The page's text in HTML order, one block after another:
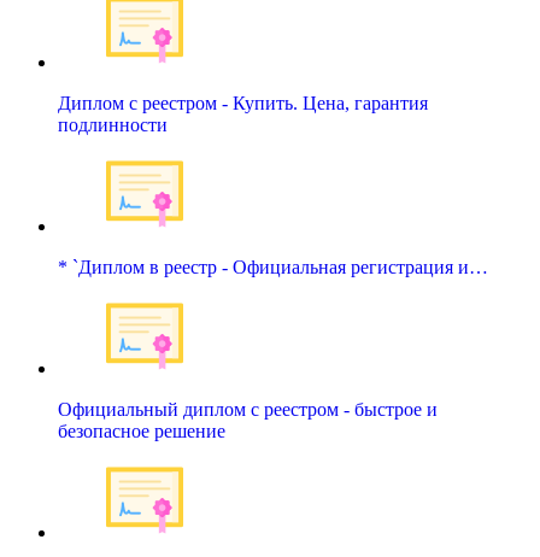
Диплом с реестром - Купить. Цена, гарантия
подлинности
* `Диплом в реестр - Официальная регистрация и…
Официальный диплом с реестром - быстрое и
безопасное решение